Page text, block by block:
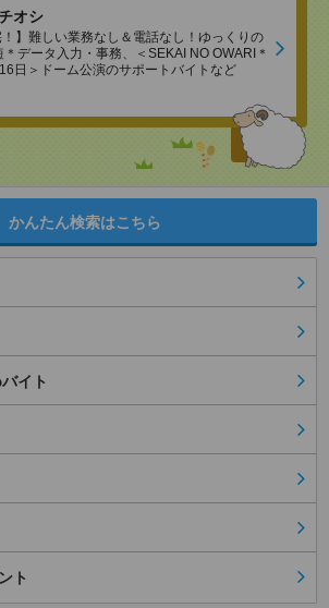
オシ
！】難しい業務なし＆電話なし！ゆっくりの
データ入力・事務、＜SEKAI NO OWARI＊
日＞ドーム公演のサポートバイトなど
かんたん検索はこちら
イト
ト